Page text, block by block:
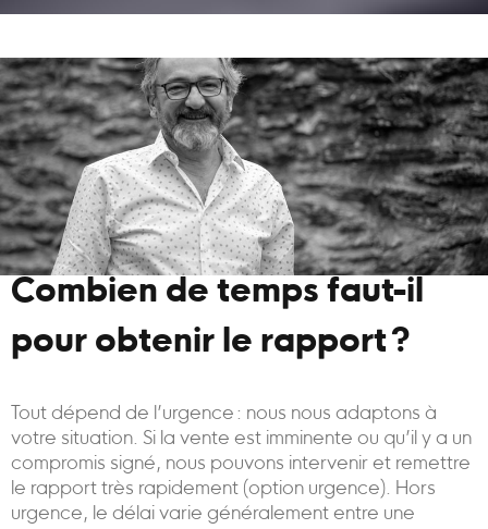
Combien de temps faut-il
pour obtenir le rapport ?
Tout dépend de l’urgence : nous nous adaptons à
votre situation. Si la vente est imminente ou qu’il y a un
compromis signé, nous pouvons intervenir et remettre
le rapport très rapidement (option urgence). Hors
urgence, le délai varie généralement entre une